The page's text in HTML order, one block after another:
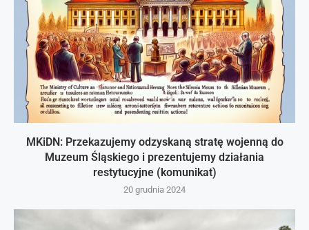
MKiDN: Przekazujemy odzyskaną stratę wojenną do
Muzeum Śląskiego i prezentujemy działania
restytucyjne (komunikat)
20 grudnia 2024